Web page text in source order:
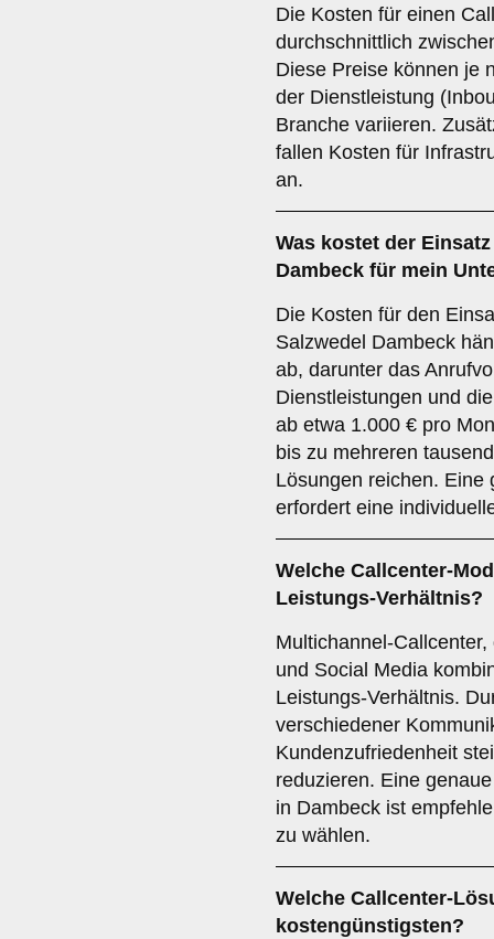
Die Kosten für einen
durchschnittlich
Diese Preise können je
der Dienstleistung
Branche variieren.
fallen Kosten für
an.
Was kostet der
Dambeck für mein
Die Kosten für den
Salzwedel Dambeck
ab, darunter das
Dienstleistungen und
ab etwa 1.000 € pro
bis zu mehreren
Lösungen reichen. Eine
erfordert eine
Welche Callcenter-
Leistungs-Verhältnis?
Multichannel-
und Social Media
Leistungs-Verhältnis.
verschiedener
Kundenzufriedenheit
reduzieren. Eine
in Dambeck ist
zu wählen.
Welche Callcenter-
kostengünstigsten?